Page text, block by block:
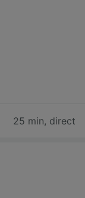
25 min, direct